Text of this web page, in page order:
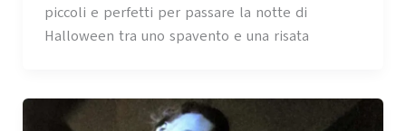
piccoli e perfetti per passare la notte di
Halloween tra uno spavento e una risata